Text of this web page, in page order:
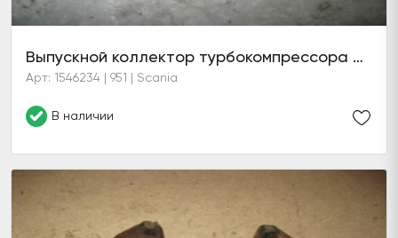
Выпускной коллектор турбокомпрессора D13 EGR
Арт: 1546234 | 951 | Scania
В наличии